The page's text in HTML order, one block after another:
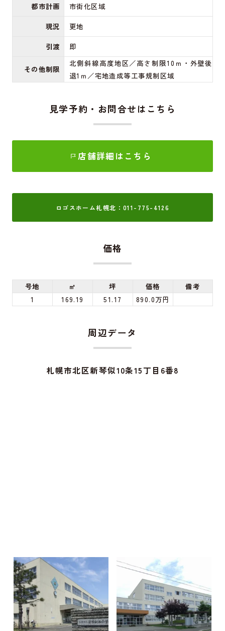
都市計画
市街化区域
現況
更地
引渡
即
その他制限
北側斜線高度地区／高さ制限10ｍ・外壁後
退1ｍ／宅地造成等工事規制区域
見学予約・お問合せはこちら
店舗詳細はこちら
ロゴスホーム札幌北：011-775-4126
価格
号地 ㎡ 坪 価格
備考
1
169.19 51.17 890.0万円
周辺データ
札幌市北区新琴似10条15丁目6番8